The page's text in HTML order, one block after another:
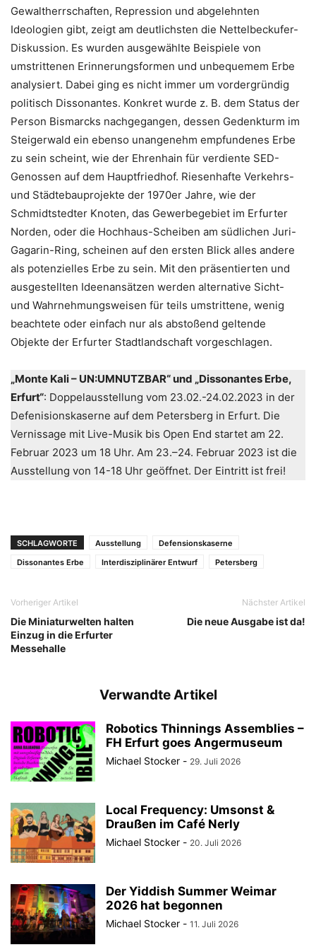
Gewaltherrschaften, Repression und abgelehnten
Ideologien gibt, zeigt am deutlichsten die Nettelbeckufer-
Diskussion. Es wurden ausgewählte Beispiele von
umstrittenen Erinnerungsformen und unbequemem Erbe
analysiert. Dabei ging es nicht immer um vordergründig
politisch Dissonantes. Konkret wurde z. B. dem Status der
Person Bismarcks nachgegangen, dessen Gedenkturm im
Steigerwald ein ebenso unangenehm empfundenes Erbe
zu sein scheint, wie der Ehrenhain für verdiente SED-
Genossen auf dem Hauptfriedhof. Riesenhafte Verkehrs-
und Städtebauprojekte der 1970er Jahre, wie der
Schmidtstedter Knoten, das Gewerbegebiet im Erfurter
Norden, oder die Hochhaus-Scheiben am südlichen Juri-
Gagarin-Ring, scheinen auf den ersten Blick alles andere
als potenzielles Erbe zu sein. Mit den präsentierten und
ausgestellten Ideenansätzen werden alternative Sicht-
und Wahrnehmungsweisen für teils umstrittene, wenig
beachtete oder einfach nur als abstoßend geltende
Objekte der Erfurter Stadtlandschaft vorgeschlagen.
„Monte Kali – UN:UMNUTZBAR“ und „Dissonantes Erbe,
Erfurt“: Doppelausstellung vom 23.02.-24.02.2023 in der
Defenisionskaserne auf dem Petersberg in Erfurt. Die
Vernissage mit Live-Musik bis Open End startet am 22.
Februar 2023 um 18 Uhr. Am 23.–24. Februar 2023 ist die
Ausstellung von 14-18 Uhr geöffnet. Der Eintritt ist frei!
SCHLAGWORTE Ausstellung
Defensionskaserne
Dissonantes Erbe
Interdisziplinärer Entwurf Petersberg
Vorheriger Artikel
Die Miniaturwelten halten
Einzug in die Erfurter
Messehalle
Nächster Artikel
Die neue Ausgabe ist da!
Verwandte Artikel
Robotics Thinnings Assemblies –
FH Erfurt goes Angermuseum
Michael Stocker - 29. Juli 2026
Local Frequency: Umsonst &
Draußen im Café Nerly
Michael Stocker - 20. Juli 2026
Der Yiddish Summer Weimar
2026 hat begonnen
Michael Stocker - 11. Juli 2026